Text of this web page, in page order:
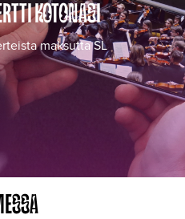
KOTONASI
maksutta SL